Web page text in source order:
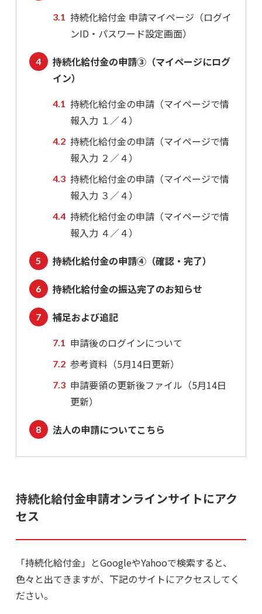
持続化給付金 申請マイページ（ログイ
ンID・パスワード設定画面）
持続化給付金の申請③（マイページにログ
イン）
持続化給付金の申請（マイページで情
報入力 １／４）
持続化給付金の申請（マイページで情
報入力 ２／４）
持続化給付金の申請（マイページで情
報入力 ３／４）
持続化給付金の申請（マイページで情
報入力 ４／４）
持続化給付金の申請④（確認・完了）
持続化給付金の振込完了のお知らせ
補足および追記
申請後のログインについて
参考資料（5月14日更新）
申請要領の更新後ファイル（5月14日
更新）
法人の申請についてこちら
持続化給付金申請オンラインサイトにアク
セス
「持続化給付金」とGoogleやYahooで検索すると、
色々と出てきますが、下記のサイトにアクセスしてく
ださい。